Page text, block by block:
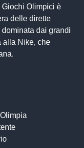
Giochi Olimpici è
delle dirette
dai grandi
alla Nike, che